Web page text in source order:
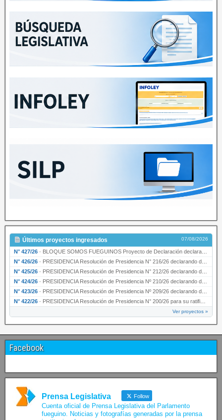
Últimos proyectos ingresados 07/08/2026
N° 427/26 · BLOQUE SOMOS FUEGUINOS Proyecto de Declaración declarando de interés provincial PRESIDENCI…
N° 426/26 · PRESIDENCIA Resolución de Presidencia N° 216/26 declarando de interés provincial la labor …
N° 425/26 · PRESIDENCIA Resolución de Presidencia N° 212/26 declarando de interés provincial el “50° A…
N° 424/26 · PRESIDENCIA Resolución de Presidencia Nº 210/26 declarando de interés provincial el proyec…
N° 423/26 · PRESIDENCIA Resolución de Presidencia Nº 209/26 declarando de interés provincial la presen…
N° 422/26 · PRESIDENCIA Resolución de Presidencia N° 200/26 para su ratificación.
Ver proyectos »
Facebook
Prensa Legislativa Follow
Cuenta oficial de Prensa Legislativa del Parlamento
fueguino. Noticias y fotografías generadas por la prensa